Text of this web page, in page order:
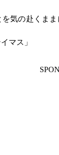
気の赴くま
マス」